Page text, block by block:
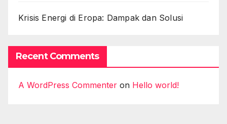
Krisis Energi di Eropa: Dampak dan Solusi
Recent Comments
A WordPress Commenter on Hello world!